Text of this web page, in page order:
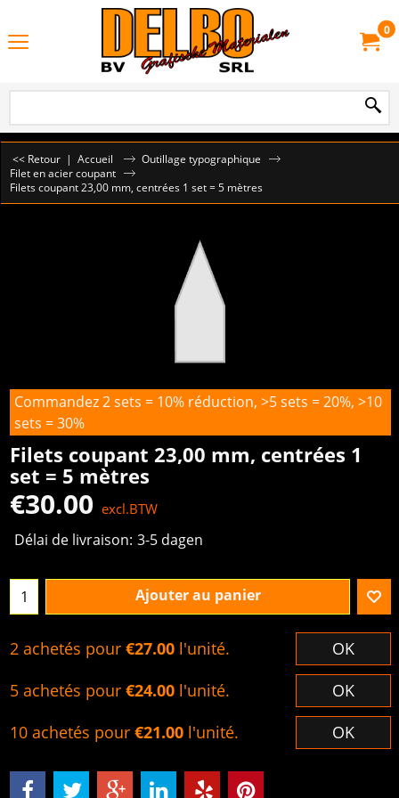
0
<< Retour | Accueil
Outillage typographique
Filet en acier coupant
Filets coupant 23,00 mm, centrées 1 set = 5 mètres
Commandez 2 sets = 10% réduction, >5 sets = 20%, >10
sets = 30%
Filets coupant 23,00 mm, centrées 1
set = 5 mètres
€30.00 excl.BTW
Délai de livraison: 3-5 dagen
Ajouter au panier
2 achetés pour €27.00 l'unité.
OK
5 achetés pour €24.00 l'unité.
OK
10 achetés pour €21.00 l'unité. OK